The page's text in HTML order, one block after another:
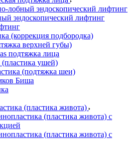
лобный эндоскопический лифтинг
эндоскопический лифтинг
(коррекция подбородка)
верхней губы)
подтяжка лица
ушей)
(подтяжка шеи)
Биша
(пластика живота)
(пластика живота) с
(пластика живота) с